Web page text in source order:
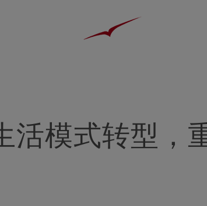
活模式转型，